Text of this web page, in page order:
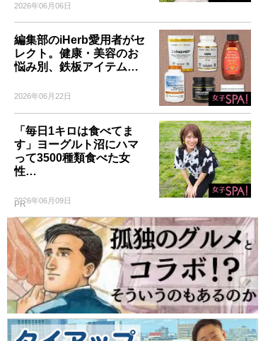
2026年06月06日
編集部のiHerb愛用者がセ
レクト。健康・美容のお
悩み別、鉄板アイテム…
2026年06月22日
「毎日1キロは食べてま
す」ヨーグルト沼にハマ
って3500種類食べた女
性…
2026年06月09日
PR